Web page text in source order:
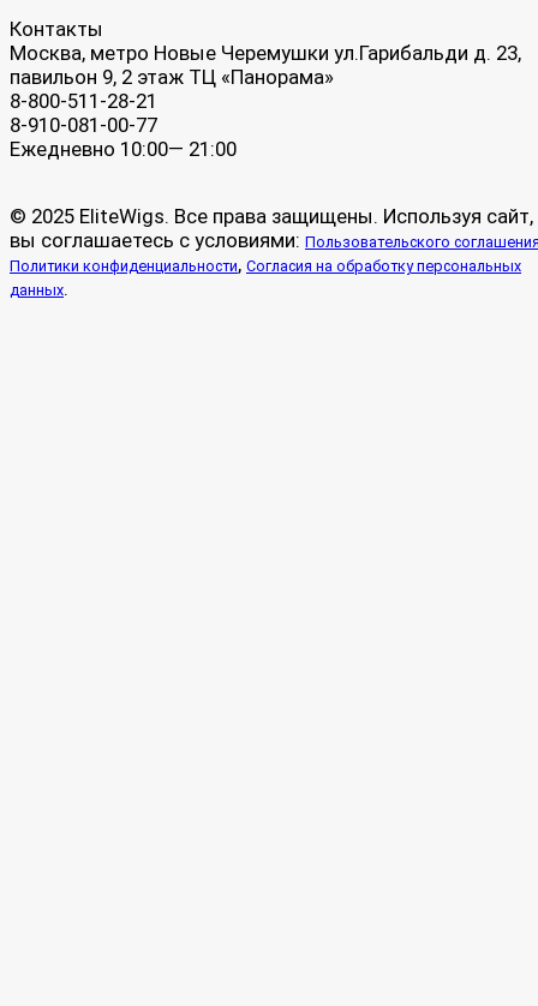
Контакты
Москва, метро Новые Черемушки ул.Гарибальди д. 23,
павильон 9, 2 этаж ТЦ «Панорама»
8-800-511-28-21
8-910-081-00-77
Ежедневно 10:00— 21:00
© 2025 EliteWigs. Все права защищены. Используя сайт,
вы соглашаетесь с условиями: Пользовательского
Политики конфиденциальности, Согласия на обработку персональных
данных.